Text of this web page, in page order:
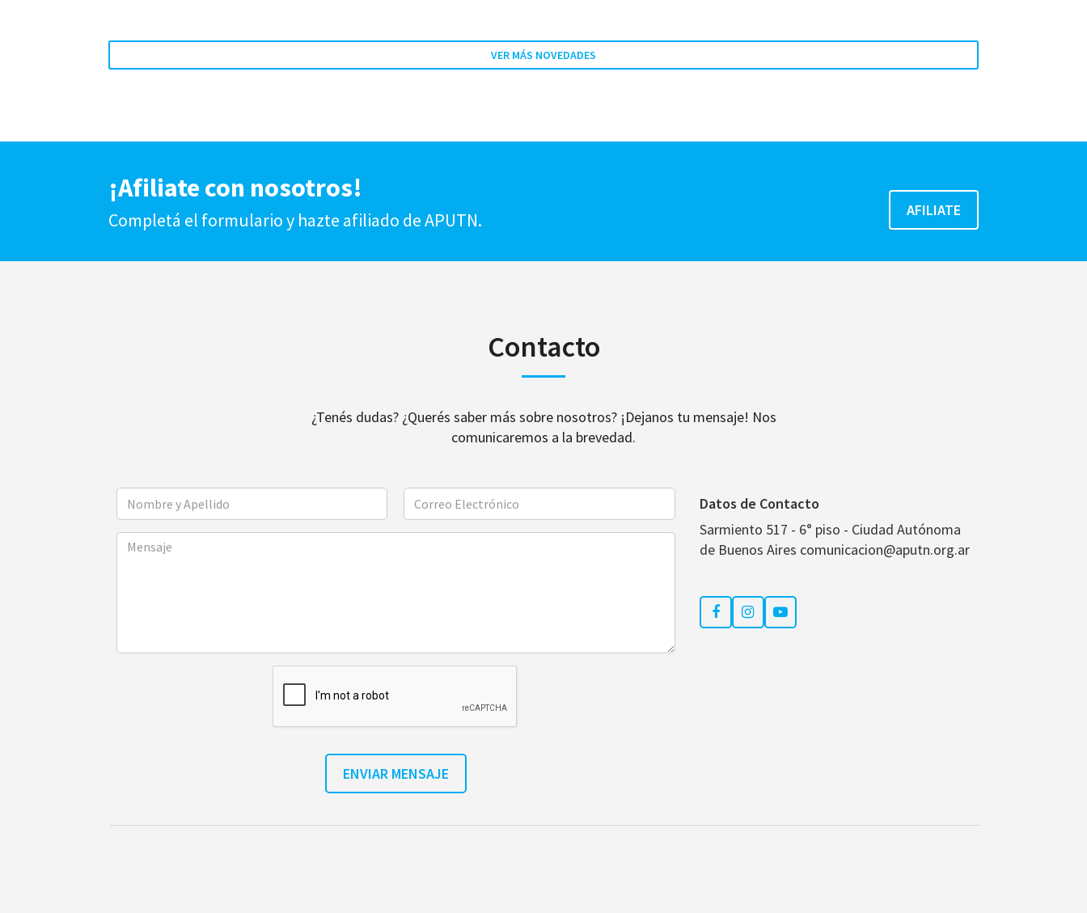
VER MÁS NOVEDADES
¡Afiliate con nosotros!
Completá el formulario y hazte afiliado de APUTN.
Contacto
¿Tenés dudas? ¿Querés saber más sobre nosotros? ¡Dejanos tu mensaje! Nos
comunicaremos a la brevedad.
Datos de Contacto
Sarmiento 517 - 6° piso - Ciudad Autónoma
de Buenos Aires comunicacion@aputn.org.ar